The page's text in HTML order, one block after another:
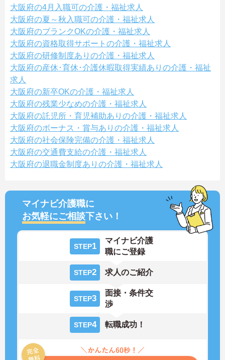
大阪府の4月入職可の介護・福祉求人
大阪府の夏～秋入職可の介護・福祉求人
大阪府のブランクOKの介護・福祉求人
大阪府の資格取得サポートの介護・福祉求人
大阪府の研修制度ありの介護・福祉求人
大阪府の産休･育休･介護休暇取得実績ありの介護・福祉
求人
大阪府の新卒OKの介護・福祉求人
大阪府の残業少なめの介護・福祉求人
大阪府の託児所・育児補助ありの介護・福祉求人
大阪府のボーナス・賞与ありの介護・福祉求人
大阪府の社会保険完備の介護・福祉求人
大阪府の交通費支給の介護・福祉求人
大阪府の退職金制度ありの介護・福祉求人
マイナビ介護職に
お気軽にご相談下さい！
STEP1
マイナビ介護
職にご登録
STEP2 求人のご紹介
STEP3
面接・条件交
渉
STEP4 転職成功！